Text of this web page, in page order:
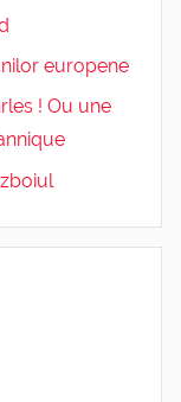
europene
! Ou une